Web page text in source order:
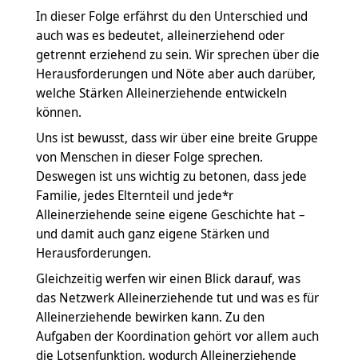
In dieser Folge erfährst du den Unterschied und
auch was es bedeutet, alleinerziehend oder
getrennt erziehend zu sein. Wir sprechen über die
Herausforderungen und Nöte aber auch darüber,
welche Stärken Alleinerziehende entwickeln
können.
Uns ist bewusst, dass wir über eine breite Gruppe
von Menschen in dieser Folge sprechen.
Deswegen ist uns wichtig zu betonen, dass jede
Familie, jedes Elternteil und jede*r
Alleinerziehende seine eigene Geschichte hat –
und damit auch ganz eigene Stärken und
Herausforderungen.
Gleichzeitig werfen wir einen Blick darauf, was
das Netzwerk Alleinerziehende tut und was es für
Alleinerziehende bewirken kann. Zu den
Aufgaben der Koordination gehört vor allem auch
die Lotsenfunktion, wodurch Alleinerziehende